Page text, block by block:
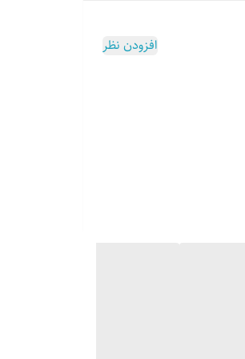
افزودن نظر